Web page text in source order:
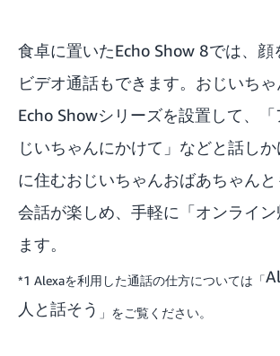
食卓に置いたEcho Show 8では、顔
ビデオ通話もできます。おじいち
Echo Showシリーズを設置して、
じいちゃんにかけて」などと話しか
に住むおじいちゃんおばあちゃん
会話が楽しめ、手軽に「オンライン
ます。
*1 Alexaを利用した通話の仕方については「
人と話そう 」をご覧ください。